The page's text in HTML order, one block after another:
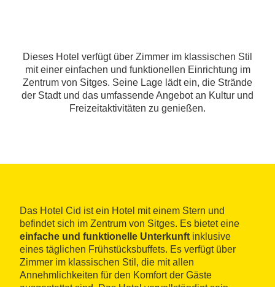
Dieses Hotel verfügt über Zimmer im klassischen Stil
mit einer einfachen und funktionellen Einrichtung im
Zentrum von Sitges. Seine Lage lädt ein, die Strände
der Stadt und das umfassende Angebot an Kultur und
Freizeitaktivitäten zu genießen.
Das Hotel Cid ist ein Hotel mit einem Stern und
befindet sich im Zentrum von Sitges. Es bietet eine
einfache und funktionelle Unterkunft inklusive
eines täglichen Frühstücksbuffets. Es verfügt über
Zimmer im klassischen Stil, die mit allen
Annehmlichkeiten für den Komfort der Gäste